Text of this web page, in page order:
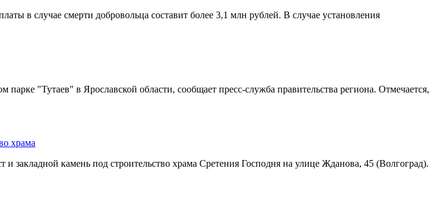
в случае смерти добровольца составит более 3,1 млн рублей. В случае установления
"Тутаев" в Ярославской области, сообщает пресс-служба правительства региона. Отмечается,
храма
камень под строительство храма Сретения Господня на улице Жданова, 45 (Волгоград).